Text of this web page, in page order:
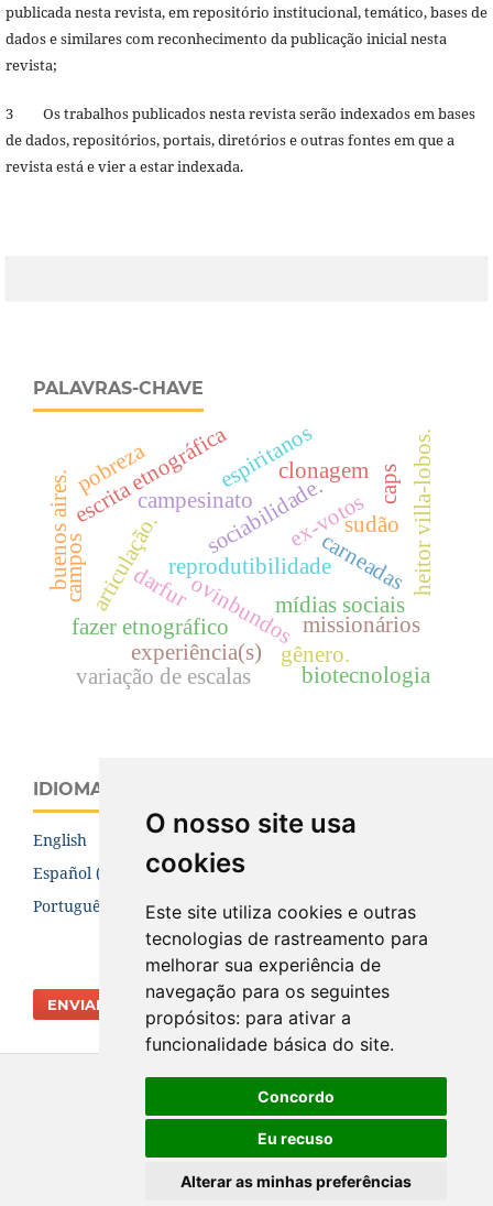
O nosso site usa
cookies
Este site utiliza cookies e outras
tecnologias de rastreamento para
melhorar sua experiência de
navegação para os seguintes
propósitos: para ativar a
funcionalidade básica do site.
Concordo
Eu recuso
Alterar as minhas preferências
publicada nesta revista, em repositório institucional, temático, bases de
dados e similares com reconhecimento da publicação inicial nesta
revista;
3 Os trabalhos publicados nesta revista serão indexados em bases
de dados, repositórios, portais, diretórios e outras fontes em que a
revista está e vier a estar indexada.
PALAVRAS-CHAVE
mídias sociais
reprodutibilidade
ovinbundos missionários
sociabilidade.
campesinato
carneadas
escrita etnográfica
fazer etnográfico
ex-votossudão
experiência(s)
heitor villa-lobos.
variação de escalas
articulação.
campos
espiritanos
darfur
buenos aires.
pobreza
gênero.
clonagem
biotecnologia
caps
IDIOMA
English
Español (España)
Português (Brasil)
ENVIAR SUBMISSÃO